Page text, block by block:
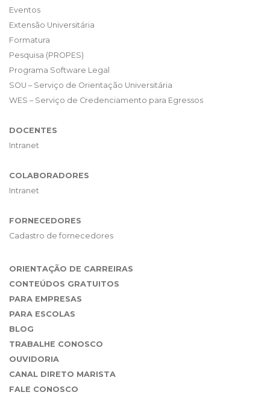
Eventos
Extensão Universitária
Formatura
Pesquisa (PROPES)
Programa Software Legal
SOU – Serviço de Orientação Universitária
WES – Serviço de Credenciamento para Egressos
DOCENTES
Intranet
COLABORADORES
Intranet
FORNECEDORES
Cadastro de fornecedores
ORIENTAÇÃO DE CARREIRAS
CONTEÚDOS GRATUITOS
PARA EMPRESAS
PARA ESCOLAS
BLOG
TRABALHE CONOSCO
OUVIDORIA
CANAL DIRETO MARISTA
FALE CONOSCO